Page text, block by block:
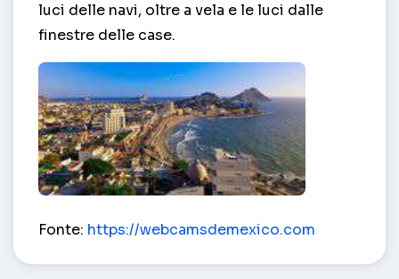
luci delle navi, oltre a vela e le luci dalle
finestre delle case.
Fonte: https://webcamsdemexico.com